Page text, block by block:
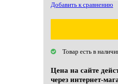
Добавить к сравнению
Товар есть в
Цена на сайте
через интернет-